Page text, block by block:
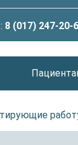
8 (017) 247-20-